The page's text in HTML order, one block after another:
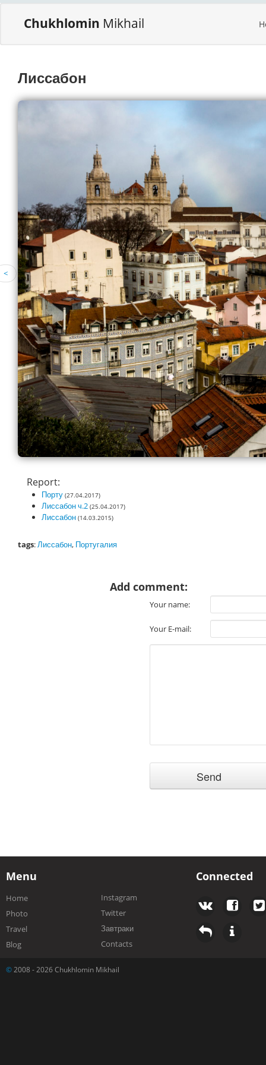
Chukhlomin Mikhail
Лиссабон
<
Report:
Порту (27.04.2017)
Лиссабон ч.2 (25.04.2017)
Лиссабон (14.03.2015)
tags:Лиссабон, Португалия
Add comment:
Your name:
Your E-mail:
Menu
Home
Photo
Travel
Blog
Instagram
Twitter
Завтраки
Contacts
Connected
© 2008 - 2026 Chukhlomin Mikhail